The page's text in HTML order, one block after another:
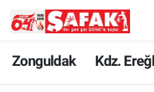
Zonguldak Kdz.
Zonguldak
Zonguldak